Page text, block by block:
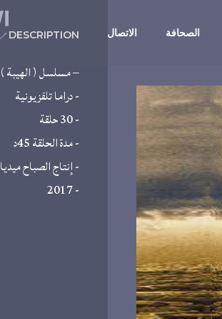
الصحافة الاتصال DESCRIPTION
– مسلسل ( الهيبة )
- دراما تلفزيونية
- 30 حلقة
- مدة الحلقة 45د
- إنتاج الصباح ميديا
- 2017